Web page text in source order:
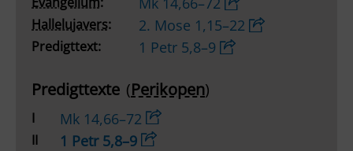
Hallelujavers: 2. Mose 1,15–22
Predigttext: 1 Petr 5,8–9
Predigttexte (Perikopen)
I Mk 14,66–72
II 1 Petr 5,8–9